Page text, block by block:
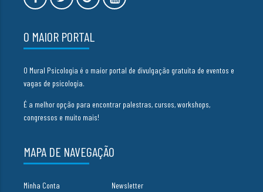
O MAIOR PORTAL
O Mural Psicologia é o maior portal de divulgação gratuita de eventos e
vagas de psicologia.
É a melhor opção para encontrar palestras, cursos, workshops,
congressos e muito mais!
MAPA DE NAVEGAÇÃO
Minha Conta Newsletter